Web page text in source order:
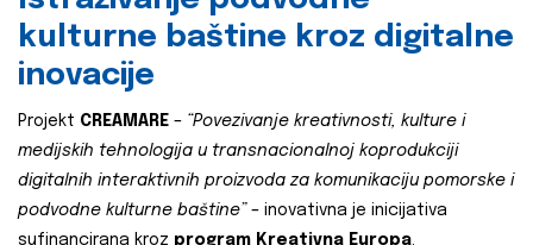
kulturne baštine kroz digitalne
inovacije
Projekt CREAMARE –
“Povezivanje kreativnosti, kulture i
medijskih tehnologija u transnacionalnoj koprodukciji
digitalnih interaktivnih proizvoda za komunikaciju pomorske i
podvodne kulturne baštine” – inovativna je inicijativa
sufinancirana kroz program Kreativna Europa.